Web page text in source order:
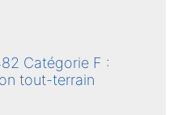
Catégorie F :
tout-terrain